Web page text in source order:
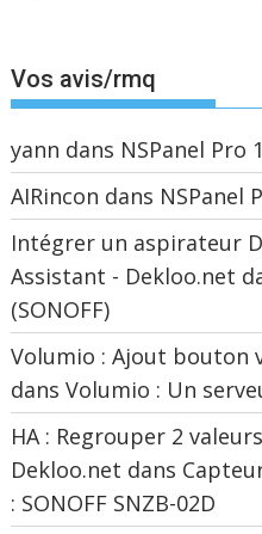
Vos avis/rmq
yann dans NSPanel Pro
AIRincon dans NSPanel
Intégrer un aspirateur
Assistant - Dekloo.net
(SONOFF)
Volumio : Ajout bouton
dansVolumio : Un
HA : Regrouper 2
Dekloo.net dans
: SONOFF SNZB-02D